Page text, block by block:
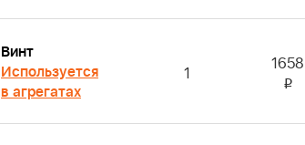
Винт
Используется
в агрегатах
1 1658
i